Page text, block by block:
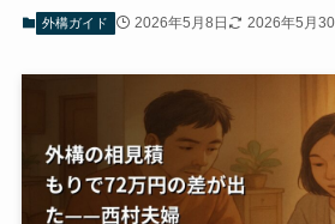
外構ガイド 2026年5月8日 2026年5月30